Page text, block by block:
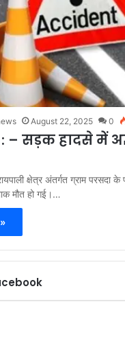
August 22, 2025 0
: – सड़क हादसे में
क्षेत्र अंतर्गत ग्राम परसदा
मौत हो गई।…